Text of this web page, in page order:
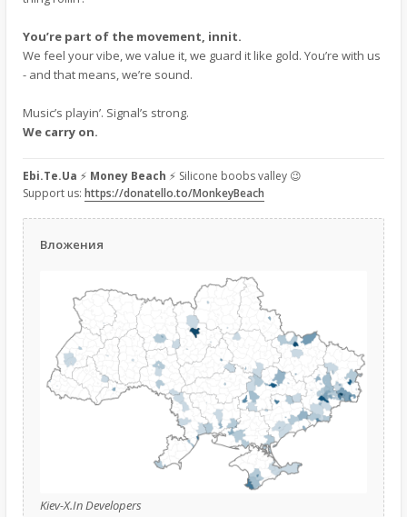
You’re part of the movement, innit.
We feel your vibe, we value it, we guard it like gold. You’re with us
- and that means, we’re sound.
Music’s playin’. Signal’s strong.
We carry on.
Ebi.Te.Ua ⚡ Money Beach ⚡ Silicone boobs valley 😉
Support us: https://donatello.to/MonkeyBeach
Вложения
Kiev-X.In Developers